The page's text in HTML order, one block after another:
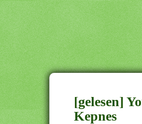
[gelesen]
Kepnes